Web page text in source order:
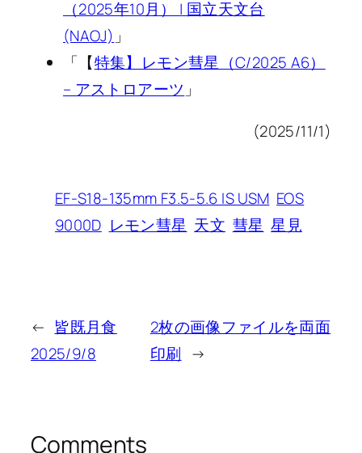
（2025年10月） | 国立天文台
(NAOJ) 」
「【特集】レモン彗星（C/2025 A6）
– アストロアーツ 」
(2025/11/1)
EF-S18-135mm F3.5-5.6 IS USM EOS
9000D レモン彗星 天文 彗星 星見
← 皆既月食
2025/9/8
2枚の画像ファイルを両面
印刷 →
Comments